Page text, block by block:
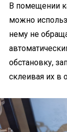
В помещении
можно
нему не
обстановку,
склеивая их в